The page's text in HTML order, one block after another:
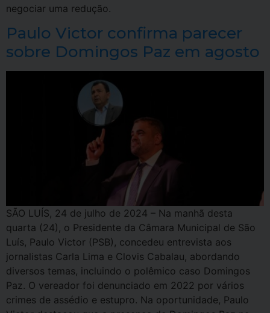
negociar uma redução.
Paulo Victor confirma parecer
sobre Domingos Paz em agosto
SÃO LUÍS, 24 de julho de 2024 – Na manhã desta
quarta (24), o Presidente da Câmara Municipal de São
Luís, Paulo Victor (PSB), concedeu entrevista aos
jornalistas Carla Lima e Clovis Cabalau, abordando
diversos temas, incluindo o polêmico caso Domingos
Paz. O vereador foi denunciado em 2022 por vários
crimes de assédio e estupro. Na oportunidade, Paulo